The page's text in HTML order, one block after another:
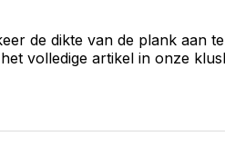
de dikte van de plank aan
volledige artikel in onze